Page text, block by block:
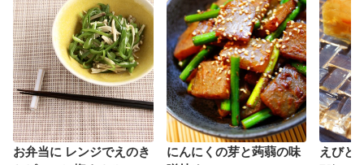
お弁当に レンジでえのき
にんにくの芽と蒟蒻の味
えびと